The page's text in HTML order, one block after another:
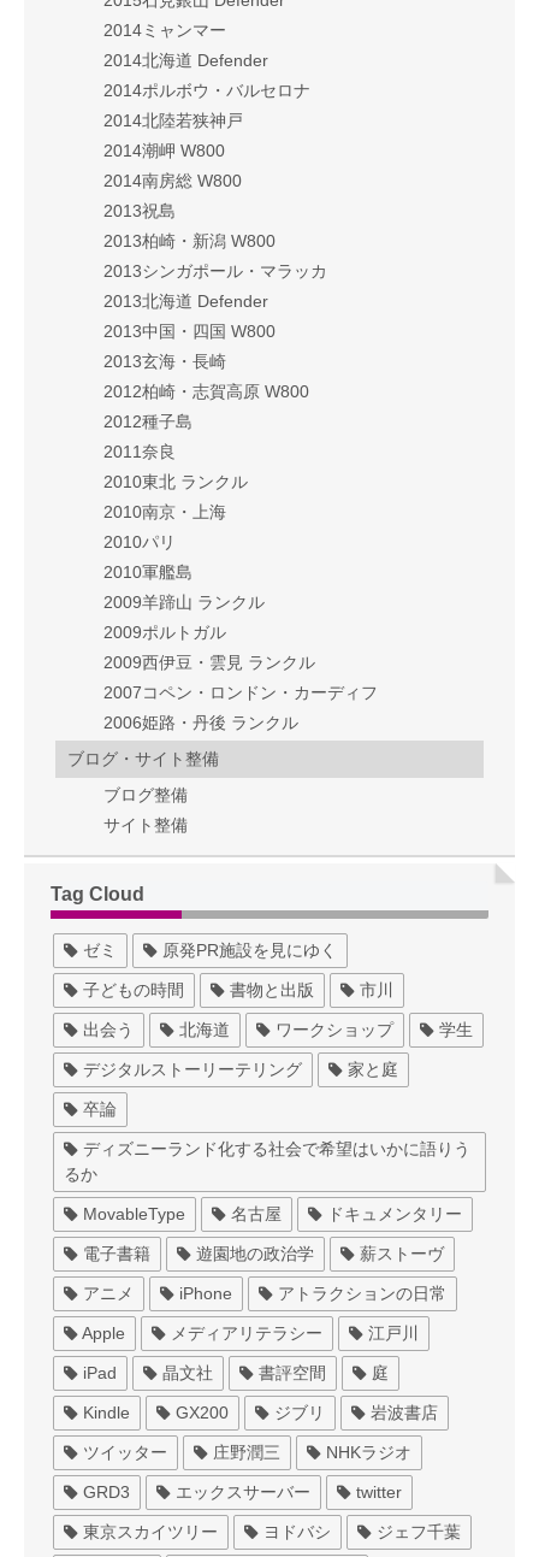
2014ミャンマー
2014北海道 Defender
2014ポルボウ・バルセロナ
2014北陸若狭神戸
2014潮岬 W800
2014南房総 W800
2013祝島
2013柏崎・新潟 W800
2013シンガポール・マラッカ
2013北海道 Defender
2013中国・四国 W800
2013玄海・長崎
2012柏崎・志賀高原 W800
2012種子島
2011奈良
2010東北 ランクル
2010南京・上海
2010パリ
2010軍艦島
2009羊蹄山 ランクル
2009ポルトガル
2009西伊豆・雲見 ランクル
2007コペン・ロンドン・カーディフ
2006姫路・丹後 ランクル
ブログ・サイト整備
ブログ整備
サイト整備
Tag Cloud
ゼミ 原発PR施設を見にゆく
子どもの時間 書物と出版 市川
出会う 北海道 ワークショップ 学生
デジタルストーリーテリング 家と庭
卒論
ディズニーランド化する社会で希望はいかに語りう
るか
MovableType 名古屋 ドキュメンタリー
電子書籍 遊園地の政治学 薪ストーヴ
アニメ iPhone アトラクションの日常
Apple メディアリテラシー 江戸川
iPad 晶文社 書評空間 庭
Kindle GX200 ジブリ 岩波書店
ツイッター 庄野潤三 NHKラジオ
GRD3 エックスサーバー twitter
東京スカイツリー ヨドバシ ジェフ千葉